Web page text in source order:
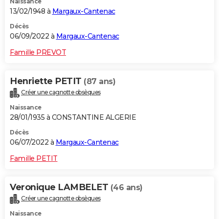
13/02/1948 à Margaux-Cantenac
Décès
06/09/2022 à Margaux-Cantenac
Famille PREVOT
Henriette PETIT (87 ans)
Créer une cagnotte obsèques
Naissance
28/01/1935 à CONSTANTINE ALGERIE
Décès
06/07/2022 à Margaux-Cantenac
Famille PETIT
Veronique LAMBELET (46 ans)
Créer une cagnotte obsèques
Naissance